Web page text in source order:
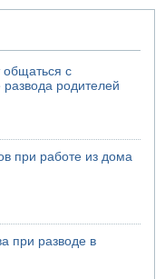
хуситов
по
общаться с
родителей
при работе из дома
при разводе в